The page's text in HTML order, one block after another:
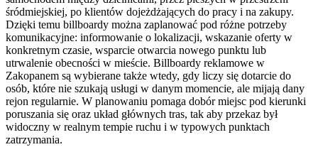
śródmiejskiej, po klientów dojeżdżających do pracy i na zakupy.
Dzięki temu billboardy można zaplanować pod różne potrzeby
komunikacyjne: informowanie o lokalizacji, wskazanie oferty w
konkretnym czasie, wsparcie otwarcia nowego punktu lub
utrwalenie obecności w mieście. Billboardy reklamowe w
Zakopanem są wybierane także wtedy, gdy liczy się dotarcie do
osób, które nie szukają usługi w danym momencie, ale mijają dany
rejon regularnie. W planowaniu pomaga dobór miejsc pod kierunki
poruszania się oraz układ głównych tras, tak aby przekaz był
widoczny w realnym tempie ruchu i w typowych punktach
zatrzymania.